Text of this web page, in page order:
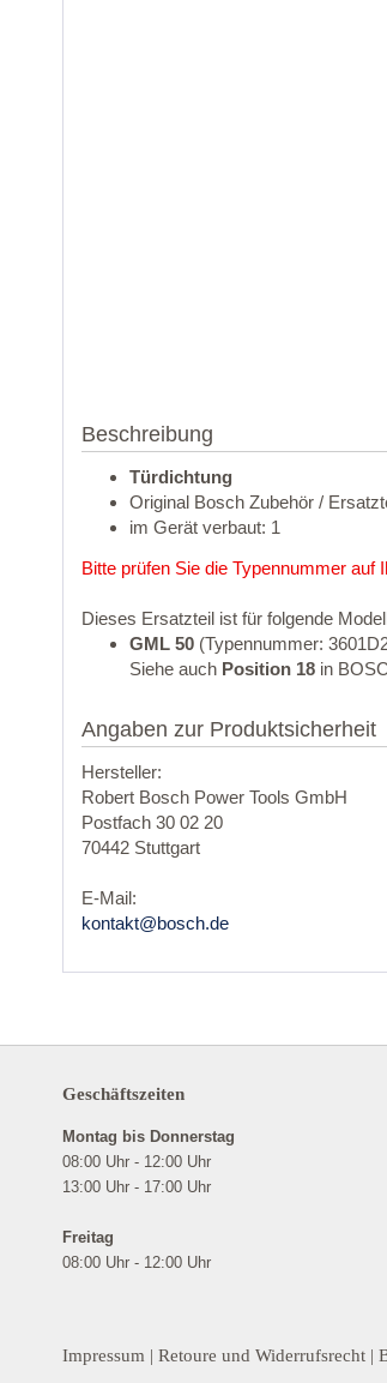
Beschreibung
Türdichtung
Original Bosch Zubehör /
im Gerät verbaut: 1
Bitte prüfen Sie die Typennummer
Dieses Ersatzteil ist für folgende
GML 50 (Typennummer:
Siehe auch Position 18 in
Angaben zur Produktsicherheit
Hersteller:
Robert Bosch Power Tools GmbH
Postfach 30 02 20
70442 Stuttgart
E-Mail:
kontakt@bosch.de
Geschäftszeiten
Montag bis Donnerstag
08:00 Uhr - 12:00 Uhr
13:00 Uhr - 17:00 Uhr
Freitag
08:00 Uhr - 12:00 Uhr
Impressum | Retoure und Widerrufsrecht |